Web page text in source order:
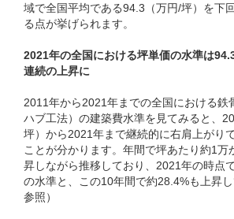
域で全国平均である94.3（万円/坪）を下
る点が挙げられます。
2021年の全国における坪単価の水準は
連続の上昇に
2011年から2021年までの全国における鉄
ハブ工法）の建築費水準を見てみると、
坪）から2021年まで継続的に右肩上がり
ことが分かります。年間で坪あたり約1万
昇しながら推移しており、2021年の時点
の水準と、この10年間で約28.4%も上昇
参照）